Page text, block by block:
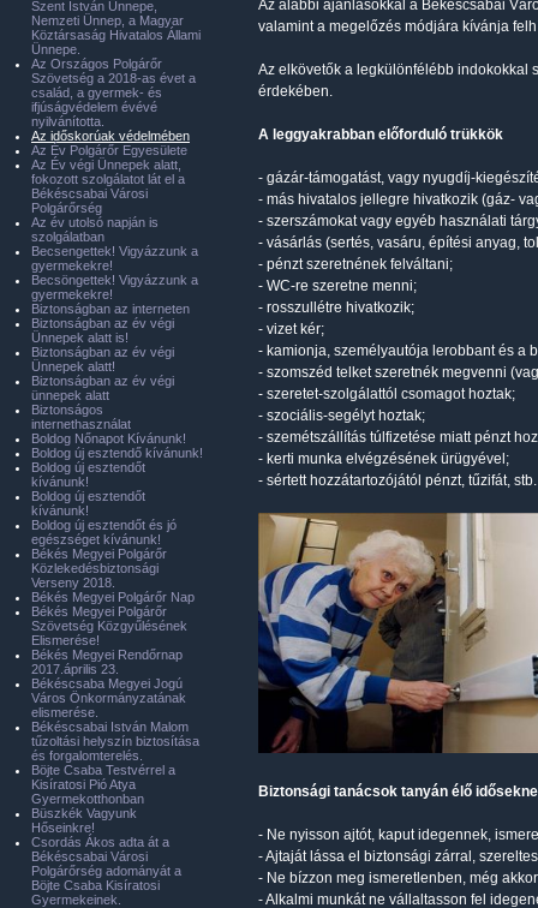
Az alábbi ajánlásokkal a Békéscsabai
valamint a megelőzés módjára kívánja
Az elkövetők a legkülönfélébb indokokkal
érdekében.
A leggyakrabban előforduló trükkök
- gázár-támogatást, vagy nyugdíj-
- más hivatalos jellegre hivatkozik (gáz-
- szerszámokat vagy egyéb használati
- vásárlás (sertés, vasáru, építési anyag,
- pénzt szeretnének felváltani;
- WC-re szeretne menni;
- rosszullétre hivatkozik;
- vizet kér;
- kamionja, személyautója lerobbant és a
- szomszéd telket szeretnék megvenni
- szeretet-szolgálattól csomagot hoztak;
- szociális-segélyt hoztak;
- szemétszállítás túlfizetése miatt pénzt
- kerti munka elvégzésének ürügyével;
- sértett hozzátartozójától pénzt, tűzifát,
Biztonsági tanácsok tanyán élő
- Ne nyisson ajtót, kaput idegennek,
- Ajtaját lássa el biztonsági zárral,
- Ne bízzon meg ismeretlenben, még
- Alkalmi munkát ne vállaltasson fel
Szent István Ünnepe,
Nemzeti Ünnep, a Magyar
Köztársaság Hivatalos Állami
Ünnepe.
Az Országos Polgárőr
Szövetség a 2018-as évet a
család, a gyermek- és
ifjúságvédelem évévé
nyilvánította.
Az időskorúak védelmében
Az Év Polgárőr Egyesülete
Az Év végi Ünnepek alatt,
fokozott szolgálatot lát el a
Békéscsabai Városi
Polgárőrség
Az év utolsó napján is
szolgálatban
Becsengettek! Vigyázzunk a
gyermekekre!
Becsöngettek! Vigyázzunk a
gyermekekre!
Biztonságban az interneten
Biztonságban az év végi
Ünnepek alatt is!
Biztonságban az év végi
Ünnepek alatt!
Biztonságban az év végi
ünnepek alatt
Biztonságos
internethasználat
Boldog Nőnapot Kívánunk!
Boldog új esztendő kívánunk!
Boldog új esztendőt
kívánunk!
Boldog új esztendőt
kívánunk!
Boldog új esztendőt és jó
egészséget kívánunk!
Békés Megyei Polgárőr
Közlekedésbiztonsági
Verseny 2018.
Békés Megyei Polgárőr Nap
Békés Megyei Polgárőr
Szövetség Közgyűlésének
Elismerése!
Békés Megyei Rendőrnap
2017.április 23.
Békéscsaba Megyei Jogú
Város Önkormányzatának
elismerése.
Békéscsabai István Malom
tűzoltási helyszín biztosítása
és forgalomterelés.
Böjte Csaba Testvérrel a
Kisíratosi Pió Atya
Gyermekotthonban
Büszkék Vagyunk
Hőseinkre!
Csordás Ákos adta át a
Békéscsabai Városi
Polgárőrség adományát a
Böjte Csaba Kisíratosi
Gyermekeinek.